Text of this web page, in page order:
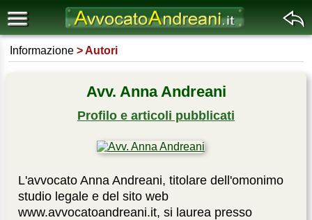
Informazione Autori
Avv. Anna Andreani
Profilo e articoli pubblicati
L'avvocato Anna Andreani, titolare dell'omonimo
studio legale e del sito web
www.avvocatoandreani.it, si laurea presso